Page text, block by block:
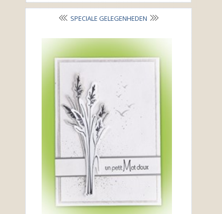
SPECIALE GELEGENHEDEN